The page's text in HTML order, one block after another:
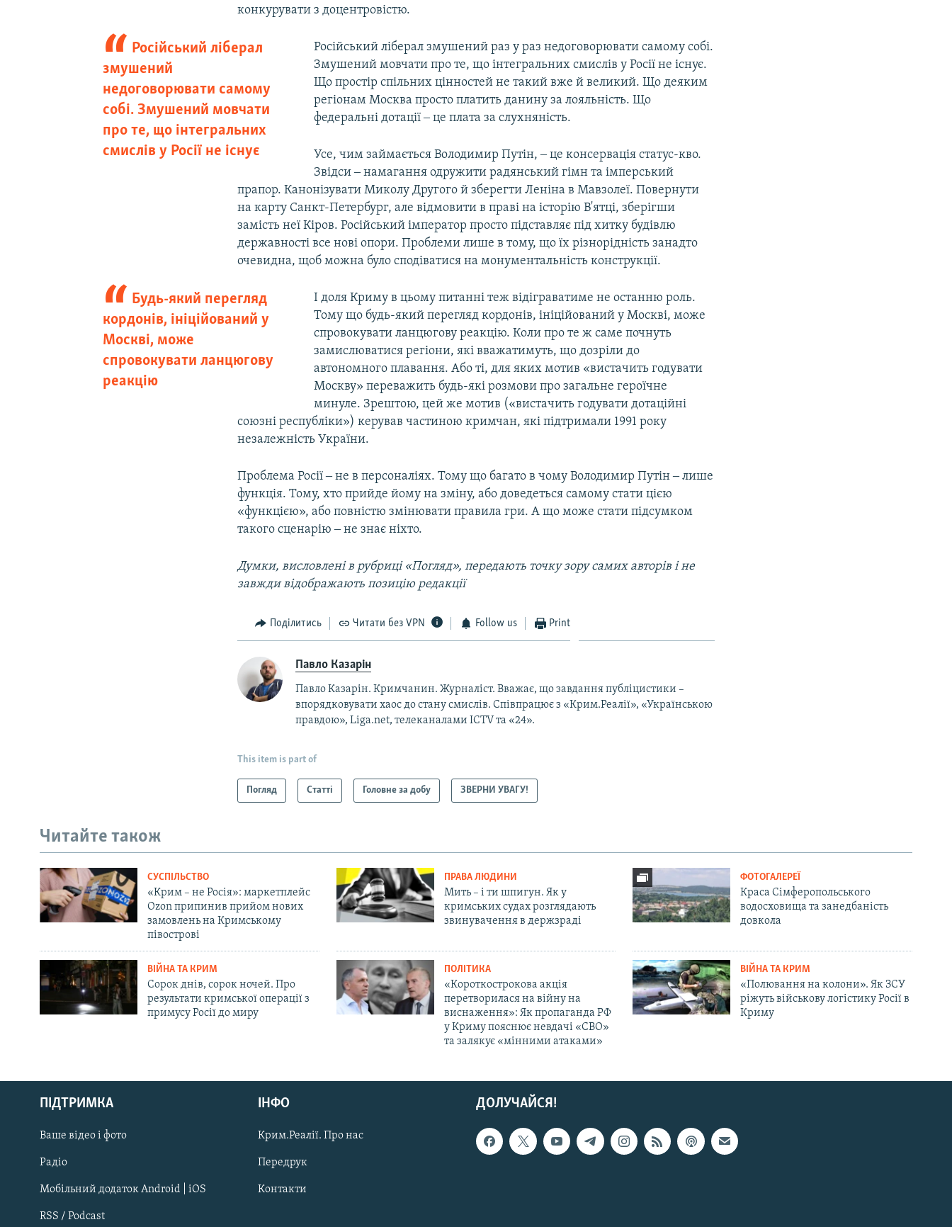
Русский
Qırımtatar
ДОЛУЧАЙСЯ!
конкурувати з доцентровістю.
Російський ліберал
змушений
недоговорювати самому
собі. Змушений мовчати
про те, що інтегральних
смислів у Росії не існує
Російський ліберал змушений раз у раз недоговорювати самому собі.
Змушений мовчати про те, що інтегральних смислів у Росії не існує.
Що простір спільних цінностей не такий вже й великий. Що деяким
регіонам Москва просто платить данину за лояльність. Що
федеральні дотації ‒ це плата за слухняність.
Усе, чим займається Володимир Путін, ‒ це консервація статус-кво.
Звідси ‒ намагання одружити радянський гімн та імперський
прапор. Канонізувати Миколу Другого й зберегти Леніна в Мавзолеї. Повернути
на карту Санкт-Петербург, але відмовити в праві на історію В'ятці, зберігши
замість неї Кіров. Російський імператор просто підставляє під хитку будівлю
державності все нові опори. Проблеми лише в тому, що їх різнорідність занадто
очевидна, щоб можна було сподіватися на монументальність конструкції.
Будь-який перегляд
кордонів, ініційований у
Москві, може
спровокувати ланцюгову
реакцію
І доля Криму в цьому питанні теж відіграватиме не останню роль.
Тому що будь-який перегляд кордонів, ініційований у Москві, може
спровокувати ланцюгову реакцію. Коли про те ж саме почнуть
замислюватися регіони, які вважатимуть, що дозріли до
автономного плавання. Або ті, для яких мотив «вистачить годувати
Москву» переважить будь-які розмови про загальне героїчне
минуле. Зрештою, цей же мотив («вистачить годувати дотаційні
союзні республіки») керував частиною кримчан, які підтримали 1991 року
незалежність України.
Проблема Росії ‒ не в персоналіях. Тому що багато в чому Володимир Путін ‒ лише
функція. Тому, хто прийде йому на зміну, або доведеться самому стати цією
«функцією», або повністю змінювати правила гри. А що може стати підсумком
такого сценарію ‒ не знає ніхто.
Думки, висловлені в рубриці «Погляд», передають точку зору самих авторів і не
завжди відображають позицію редакції
Поділитись Читати без VPN Follow us Print
Павло Казарін
Павло Казарін. Кримчанин. Журналіст. Вважає, що завдання публіцистики –
впорядковувати хаос до стану смислів. Співпрацює з «Крим.Реалії», «Українською
правдою», Liga.net, телеканалами ICTV та «24».
This item is part of
Погляд Статті Головне за добу ЗВЕРНИ УВАГУ!
Читайте також
СУСПІЛЬСТВО
«Крим – не Росія»: маркетплейс
Ozon припинив прийом нових
замовлень на Кримському
півострові
ПРАВА ЛЮДИНИ
Мить – і ти шпигун. Як у
кримських судах розглядають
звинувачення в держзраді
ФОТОГАЛЕРЕЇ
Краса Сімферопольського
водосховища та занедбаність
довкола
ВІЙНА ТА КРИМ
Сорок днів, сорок ночей. Про
результати кримської операції з
примусу Росії до миру
ПОЛІТИКА
«Короткострокова акція
перетворилася на війну на
виснаження»: Як пропаганда РФ
у Криму пояснює невдачі «СВО»
та залякує «мінними атаками»
ВІЙНА ТА КРИМ
«Полювання на колони». Як ЗСУ
ріжуть військову логістику Росії в
Криму
ДОЛУЧАЙСЯ!
ПІДТРИМКА
Ваше відео і фото
Радіо
Мобільний додаток Android | iOS
RSS / Podcast
ІНФО
Крим.Реалії. Про нас
Передрук
Контакти